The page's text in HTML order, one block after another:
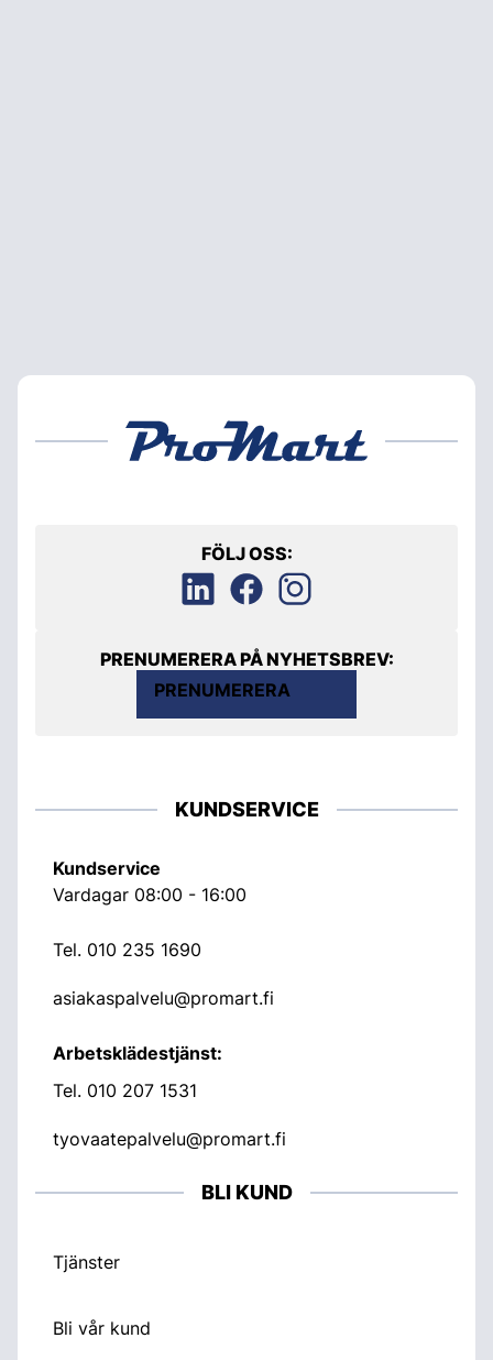
FÖLJ OSS:
PRENUMERERA PÅ NYHETSBREV:
PRENUMERERA
KUNDSERVICE
Kundservice
Vardagar 08:00 - 16:00
Tel. 010 235 1690
asiakaspalvelu@promart.fi
Arbetsklädestjänst:
Tel. 010 207 1531
tyovaatepalvelu@promart.fi
BLI KUND
Tjänster
Bli vår kund